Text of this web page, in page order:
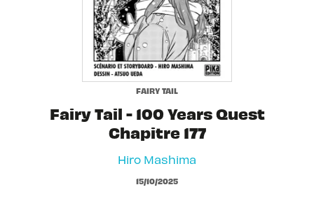
FAIRY TAIL
Fairy Tail - 100 Years Quest
Chapitre 177
Hiro Mashima
15/10/2025